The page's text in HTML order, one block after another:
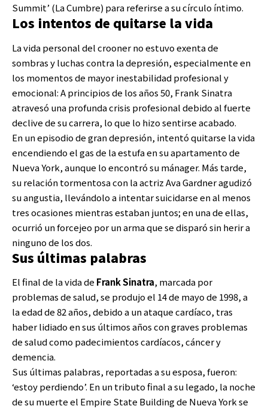
Summit’ (La Cumbre) para referirse a su círculo íntimo.
Los intentos de quitarse la vida
La vida personal del crooner no estuvo exenta de
sombras y luchas contra la depresión, especialmente en
los momentos de mayor inestabilidad profesional y
emocional: A principios de los años 50, Frank Sinatra
atravesó una profunda crisis profesional debido al fuerte
declive de su carrera, lo que lo hizo sentirse acabado.
En un episodio de gran depresión, intentó quitarse la vida
encendiendo el gas de la estufa en su apartamento de
Nueva York, aunque lo encontró su mánager. Más tarde,
su relación tormentosa con la actriz Ava Gardner agudizó
su angustia, llevándolo a intentar suicidarse en al menos
tres ocasiones mientras estaban juntos; en una de ellas,
ocurrió un forcejeo por un arma que se disparó sin herir a
ninguno de los dos.
Sus últimas palabras
El final de la vida de Frank Sinatra, marcada por
problemas de salud, se produjo el 14 de mayo de 1998, a
la edad de 82 años, debido a un ataque cardíaco, tras
haber lidiado en sus últimos años con graves problemas
de salud como padecimientos cardíacos, cáncer y
demencia.
Sus últimas palabras, reportadas a su esposa, fueron:
‘estoy perdiendo’. En un tributo final a su legado, la noche
de su muerte el Empire State Building de Nueva York se